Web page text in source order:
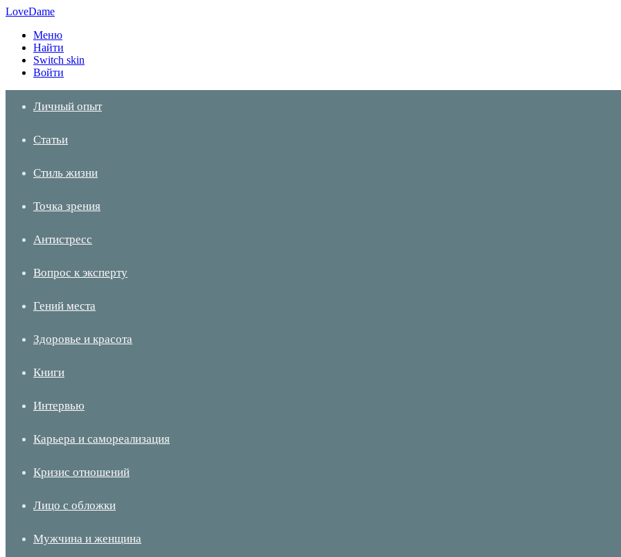
LoveDame
Меню
Найти
Switch skin
Войти
Личный опыт
Статьи
Стиль жизни
Точка зрения
Антистресс
Вопрос к эксперту
Гений места
Здоровье и красота
Книги
Интервью
Карьера и самореализация
Кризис отношений
Лицо с обложки
Мужчина и женщина